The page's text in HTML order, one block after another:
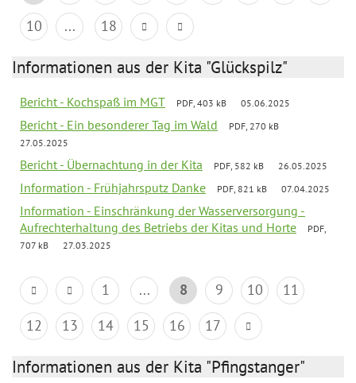
10
... 18
Informationen aus der Kita "Glückspilz"
Bericht - Kochspaß im MGT PDF, 403 kB 05.06.2025
Bericht - Ein besonderer Tag im Wald
PDF, 270 kB
27.05.2025
Bericht - Übernachtung in der Kita PDF, 582 kB 26.05.2025
Information - Frühjahrsputz Danke PDF, 821 kB 07.04.2025
Information - Einschränkung der Wasserversorgung -
Aufrechterhaltung des Betriebs der Kitas und Horte
PDF,
707 kB
27.03.2025
1 ... 8 9 10
11
12
13 14 15 16 17
Informationen aus der Kita "Pfingstanger"